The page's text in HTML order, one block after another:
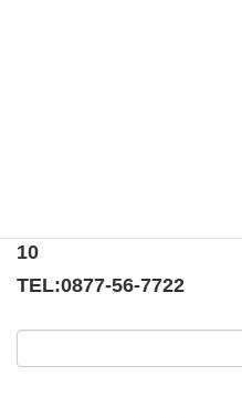
10
TEL:0877-56-7722